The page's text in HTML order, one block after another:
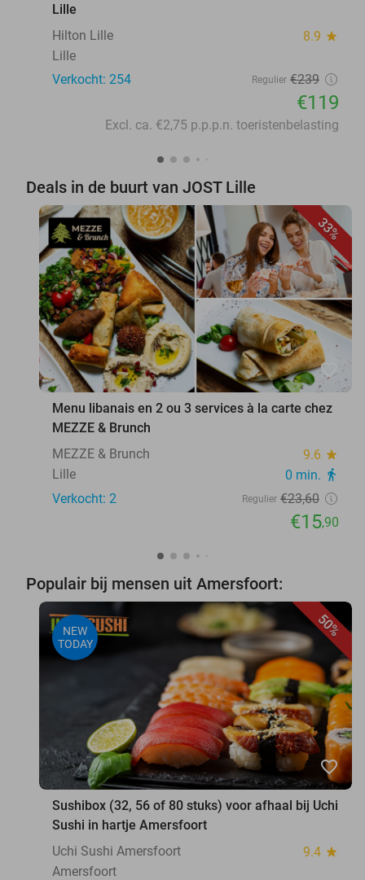
Lille
Hilton Lille
8.9 star
Lille
Verkocht: 254
Regulier €239
€119
Excl. ca. €2,75 p.p.p.n. toeristenbelasting
Deals in de buurt van JOST Lille
33%
favorite_border
Menu libanais en 2 ou 3 services à la carte chez
MEZZE & Brunch
MEZZE & Brunch
9.6 star
Lille 0 min. directions_walk
Verkocht: 2 Regulier €23,60
€15,90
Populair bij mensen uit Amersfoort:
50%
NEW
TODAY
favorite_border
Sushibox (32, 56 of 80 stuks) voor afhaal bij Uchi
Sushi in hartje Amersfoort
Uchi Sushi Amersfoort
9.4 star
Amersfoort